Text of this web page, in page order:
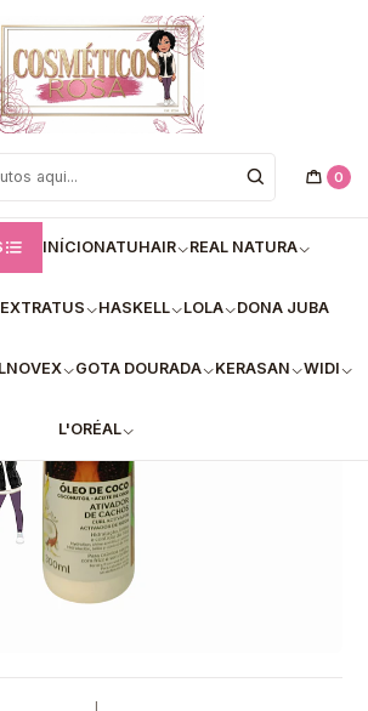
0
INÍCIONATUHAIR REAL NATURA
HASKELL LOLA DONA JUBA
NOVEX GOTA DOURADA KERASAN WIDI
L'ORÉAL
a Loja de Cosméticos Rosa!
Line _ Ativador de Cachos
de Cachos (300ml) - Nutrição e Brilho